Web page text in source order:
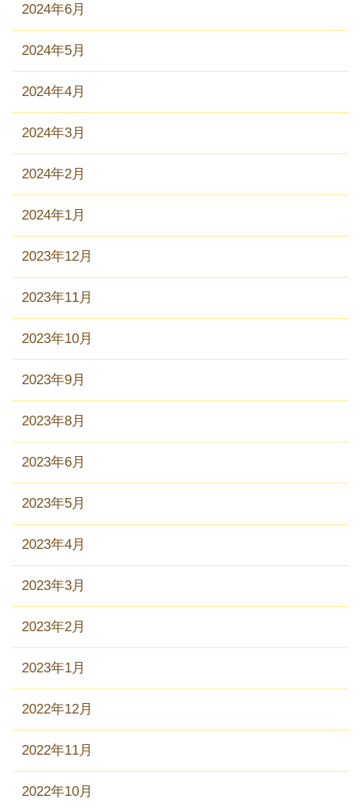
2024年6月
2024年5月
2024年4月
2024年3月
2024年2月
2024年1月
2023年12月
2023年11月
2023年10月
2023年9月
2023年8月
2023年6月
2023年5月
2023年4月
2023年3月
2023年2月
2023年1月
2022年12月
2022年11月
2022年10月